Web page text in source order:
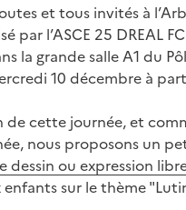
et tous invités à
par l’ASCE 25 DREAL
la grande salle A1 du
10 décembre à
de cette journée, et
nous proposons un
dessin ou expression
sur le thème